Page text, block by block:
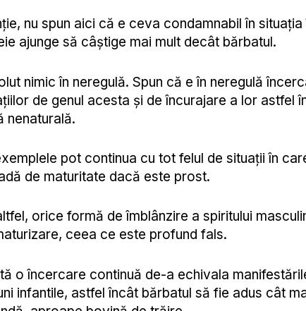
nu spun aici că e ceva condamnabil în
ajunge să câștige mai mult decât bărbatul.
nimic în neregulă. Spun că e în neregulă
de genul acesta și de încurajare a lor astfel
nenaturală.
pot continua cu tot felul de situații în
de maturitate dacă este prost.
orice formă de îmblânzire a spiritului
ceea ce este profund fals.
o încercare continuă de-a echivala
infantile, astfel încât bărbatul să fie adus cât